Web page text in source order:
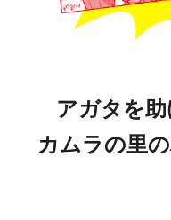
アガタを助
カムラの里